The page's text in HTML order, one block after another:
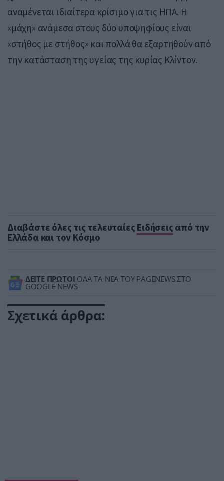
αναμένεται ιδιαίτερα κρίσιμο για τις ΗΠΑ. Η
«μάχη» ανάμεσα στους δύο υποψηφίους είναι
«στήθος με στήθος» και πολλά θα εξαρτηθούν από
την κατάσταση της υγείας της κυρίας Κλίντον.​
Διαβάστε όλες τις τελευταίες Ειδήσεις από την
Ελλάδα και τον Κόσμο
ΔΕΙΤΕ ΠΡΩΤΟΙ ΟΛΑ ΤΑ ΝΕΑ ΤΟΥ PAGENEWS ΣΤΟ
GOOGLE NEWS
Σχετικά άρθρα: